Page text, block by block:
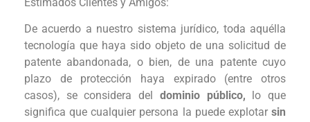
De acuerdo a nuestro sistema jurídico, toda aquélla
tecnología que haya sido objeto de una solicitud de
patente abandonada, o bien, de una patente cuyo
plazo de protección haya expirado (entre otros
casos), se considera del dominio público, lo que
significa que cualquier persona la puede explotar sin